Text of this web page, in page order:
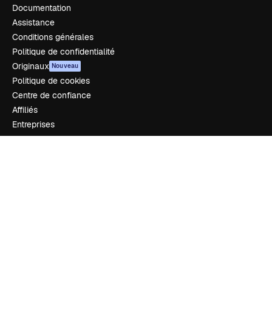
Documentation
Assistance
Conditions générales
Politique de confidentialité
Originaux Nouveau
Politique de cookies
Centre de confiance
Affiliés
Entreprises